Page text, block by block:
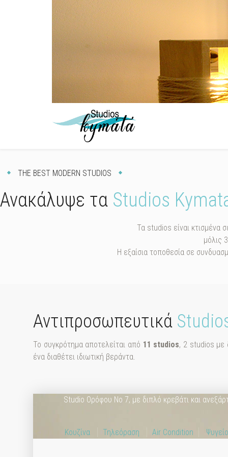
relax & enjoy your vacancy
Studios
Studios
THE BEST MODERN STUDIOS
Ανακάλυψε τα Studios
Τα studios είναι κτισμένα
μόλις
H εξαίσια τοποθεσία σε
Αντιπροσωπευτικά
Το συγκρότημα αποτελείται από 11 studios, 2 studios με
ένα διαθέτει ιδιωτική βεράντα.
Studio Ορόφου Νο 7, με διπλό κρεβάτι και
Κουζίνα Τηλεόραση Air Condition Ψυγείο